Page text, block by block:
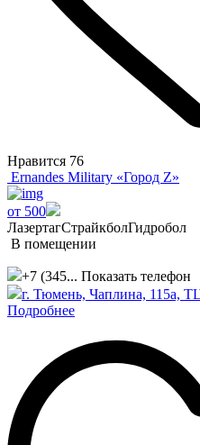
Нравится 76
Ernandes Military «Город Z»
от 500
ЛазертагСтрайкболГидробол
В помещении
+7 (345... Показать телефон
г. Тюмень, Чаплина, 115а,
Подробнее